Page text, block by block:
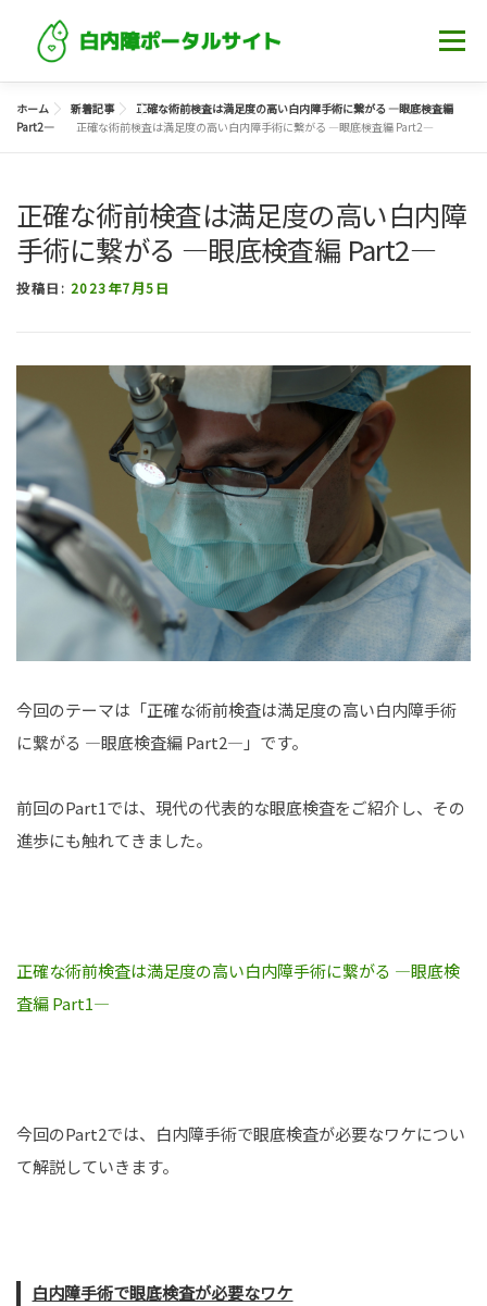
メニュー
ホーム 白内障について知る 記事一覧
眼科・クリニック
ホーム 新着記事
正確な術前検査は満足度の高い白内障手術に繋がる ―眼底検査編
Part2―
正確な術前検査は満足度の高い白内障手術に繋がる ―眼底検査編 Part2―
正確な術前検査は満足度の高い白内障
手術に繋がる ―眼底検査編 Part2―
投稿日: 2023年7月5日
今回のテーマは「正確な術前検査は満足度の高い白内障手術
に繋がる ―眼底検査編 Part2―」です。
前回のPart1では、現代の代表的な眼底検査をご紹介し、その
進歩にも触れてきました。
正確な術前検査は満足度の高い白内障手術に繋がる ―眼底検
査編 Part1―
今回のPart2では、白内障手術で眼底検査が必要なワケについ
て解説していきます。
白内障手術で眼底検査が必要なワケ